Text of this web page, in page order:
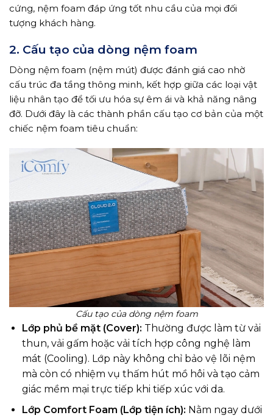
cứng, nệm foam đáp ứng tốt nhu cầu của mọi đối
tượng khách hàng.
2. Cấu tạo của dòng nệm foam
Dòng nệm foam (nệm mút) được đánh giá cao nhờ
cấu trúc đa tầng thông minh, kết hợp giữa các loại vật
liệu nhân tạo để tối ưu hóa sự êm ái và khả năng nâng
đỡ. Dưới đây là các thành phần cấu tạo cơ bản của một
chiếc nệm foam tiêu chuẩn:
Cấu tạo của dòng nệm foam
Lớp phủ bề mặt (Cover): Thường được làm từ vải
thun, vải gấm hoặc vải tích hợp công nghệ làm
mát (Cooling). Lớp này không chỉ bảo vệ lõi nệm
mà còn có nhiệm vụ thấm hút mồ hôi và tạo cảm
giác mềm mại trực tiếp khi tiếp xúc với da.
Lớp Comfort Foam (Lớp tiện ích): Nằm ngay dưới